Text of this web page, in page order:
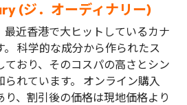
(ジ．オーディナリー)
最近香港で大ヒットしているカナ
科学的な成分から作られたス
ており、そのコスパの高さとシン
られています。 オンライン購入
り、割引後の価格は現地価格より